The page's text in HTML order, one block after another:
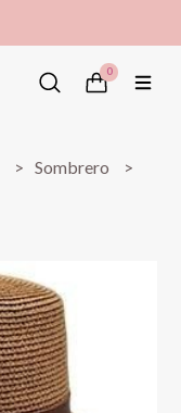
0
Sombrero